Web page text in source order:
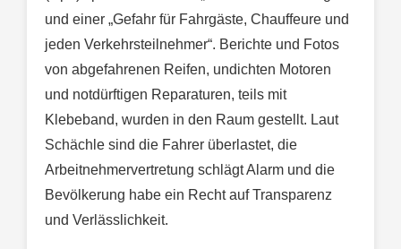
und einer „Gefahr für Fahrgäste, Chauffeure und
jeden Verkehrsteilnehmer“. Berichte und Fotos
von abgefahrenen Reifen, undichten Motoren
und notdürftigen Reparaturen, teils mit
Klebeband, wurden in den Raum gestellt. Laut
Schächle sind die Fahrer überlastet, die
Arbeitnehmervertretung schlägt Alarm und die
Bevölkerung habe ein Recht auf Transparenz
und Verlässlichkeit.